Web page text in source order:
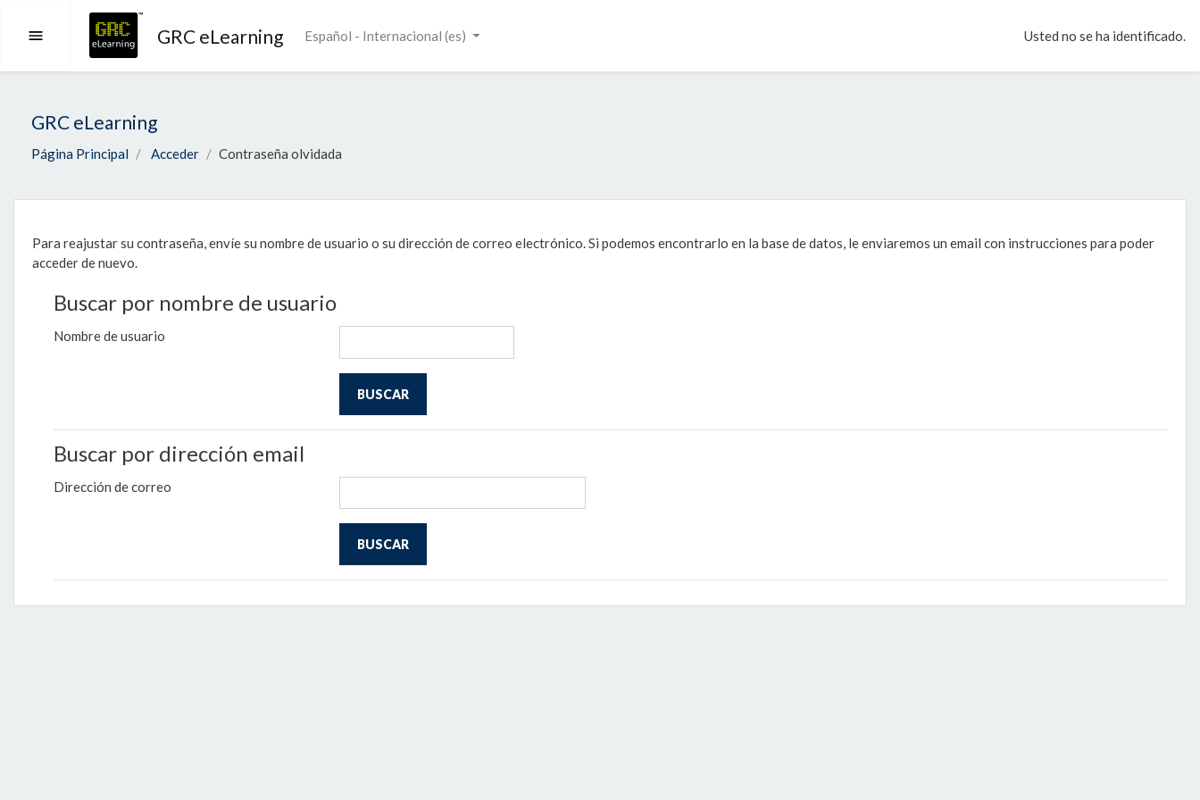
Salta al contenido principal
Panel lateral GRC eLearning Español - Internacional ‎(es)‎ Usted no se ha identificado.
GRC eLearning
Página Principal Acceder Contraseña olvidada
Para reajustar su contraseña, envíe su nombre de usuario o su dirección de correo electrónico. Si podemos encontrarlo en la base de datos, le enviaremos un email con instrucciones para poder
acceder de nuevo.
Buscar por nombre de usuario
Nombre de usuario
Buscar por dirección email
Dirección de correo